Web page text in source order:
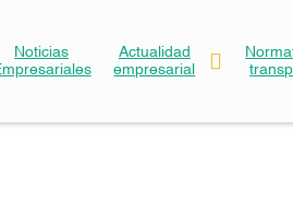
Noticias
Actualidad
empresarial